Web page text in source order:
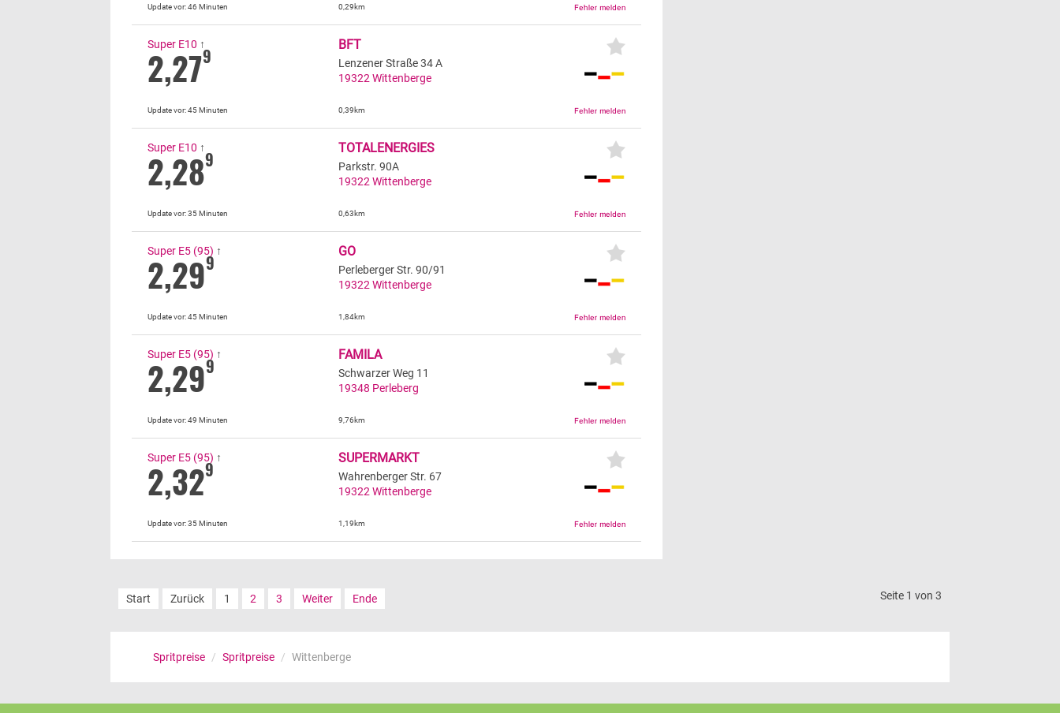
Update vor:46 Minuten 0,29km
Super E10 ↑
2,279 BFT
Lenzener Straße 34 A
19322 Wittenberge
Update vor:45 Minuten 0,39km
Super E10 ↑
2,289 TOTALENERGIES
Parkstr. 90A
19322 Wittenberge
Update vor:35 Minuten 0,63km
Super E5 (95) ↑
2,299 GO
Perleberger Str. 90/91
19322 Wittenberge
Update vor:45 Minuten 1,84km
Super E5 (95) ↑
2,299 FAMILA
Schwarzer Weg 11
19348 Perleberg
Update vor:49 Minuten 9,76km
Super E5 (95) ↑
2,329 SUPERMARKT
Wahrenberger Str. 67
19322 Wittenberge
Update vor:35 Minuten 1,19km
Seite 1 von 3
Start Zurück 1 2 3 Weiter Ende
Spritpreise / Spritpreise / Wittenberge